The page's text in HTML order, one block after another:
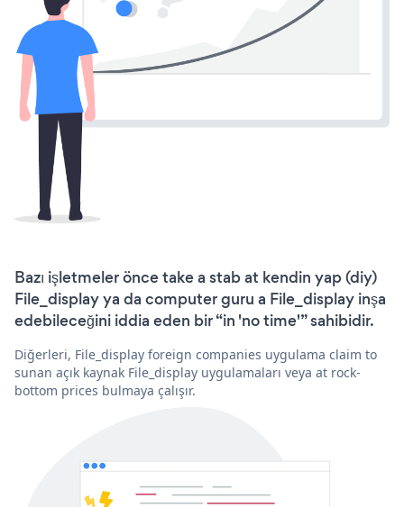
Bazı işletmeler önce take a stab at kendin yap (diy)
File_display ya da computer guru a File_display inşa
edebileceğini iddia eden bir “in 'no time'” sahibidir.
Diğerleri, File_display foreign companies uygulama claim to
sunan açık kaynak File_display uygulamaları veya at rock-
bottom prices bulmaya çalışır.